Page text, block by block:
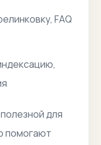
FAQ
для
помогают